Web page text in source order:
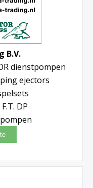
B.V.
dienstpompen
ejectors
DP